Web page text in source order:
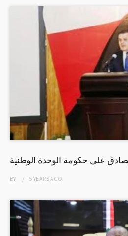
يصادق على حكومة الوحدة الوطنية
BY 5 YEARSAGO